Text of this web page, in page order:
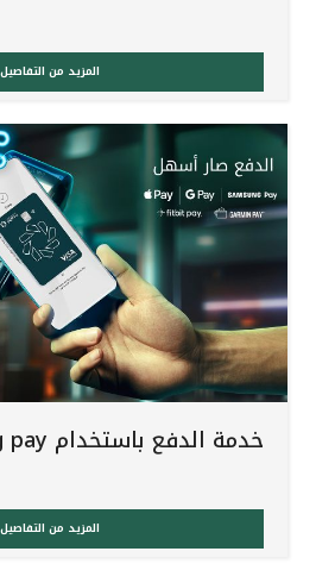
المزيد من التفاصيل
خدمة الدفع باستخدام Samsung pay
المزيد من التفاصيل